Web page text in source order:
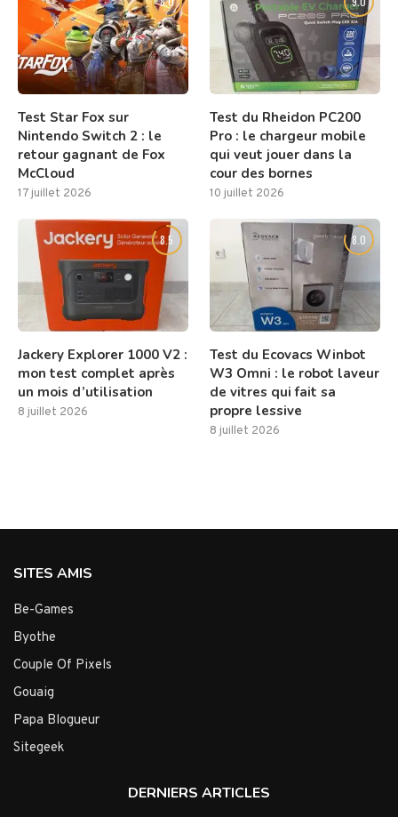
Test Star Fox sur
Nintendo Switch 2 : le
retour gagnant de Fox
McCloud
17 juillet 2026
Test du Rheidon PC200
Pro : le chargeur mobile
qui veut jouer dans la
cour des bornes
10 juillet 2026
8.5
Jackery Explorer 1000 V2 :
mon test complet après
un mois d’utilisation
8 juillet 2026
8.0
Test du Ecovacs Winbot
W3 Omni : le robot laveur
de vitres qui fait sa
propre lessive
8 juillet 2026
SITES AMIS
Be-Games
Byothe
Couple Of Pixels
Gouaig
Papa Blogueur
Sitegeek
DERNIERS ARTICLES